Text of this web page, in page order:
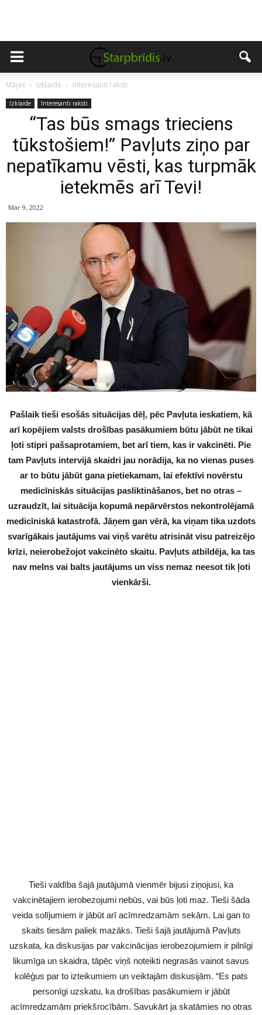
Mājas Izklaide Interesanti raksti
Izklaide Interesanti raksti
“Tas būs smags trieciens
tūkstošiem!” Pavļuts ziņo par
nepatīkamu vēsti, kas turpmāk
ietekmēs arī Tevi!
Mar 9, 2022
Pašlaik tieši esošās situācijas dēļ, pēc Pavļuta ieskatiem, kā
arī kopējiem valsts drošības pasākumiem būtu jābūt ne tikai
ļoti stipri pašsaprotamiem, bet arī tiem, kas ir vakcinēti. Pie
tam Pavļuts intervijā skaidri jau norādija, ka no vienas puses
ar to būtu jābūt gana pietiekamam, lai efektīvi novērstu
medicīniskās situācijas pasliktināšanos, bet no otras –
uzraudzīt, lai situācija kopumā nepārvērstos nekontrolējamā
medicīniskā katastrofā. Jāņem gan vērā, ka viņam tika uzdots
svarīgākais jautājums vai viņš varētu atrisināt visu patreizējo
krīzi, neierobežojot vakcinēto skaitu. Pavļuts atbildēja, ka tas
nav melns vai balts jautājums un viss nemaz neesot tik ļoti
vienkārši.
Tieši valdība šajā jautājumā vienmēr bijusi ziņojusi, ka
vakcinētajiem ierobezojumi nebūs, vai būs ļoti maz. Tieši šāda
veida solījumiem ir jābūt arī acīmredzamām sekām. Lai gan to
skaits tiesām paliek mazāks. Tieši šajā jautājumā Pavļuts
uzskata, ka diskusijas par vakcinācijas ierobezojumiem ir pilnīgi
likumīga un skaidra, tāpēc viņš noteikti negrasās vainot savus
kolēģus par to izteikumiem un veiktajām diskusijām. “Es pats
personīgi uzskatu, ka drošības pasākumiem ir jābūt
acīmredzamām priekšrocībām. Savukārt ja skatāmies no otras